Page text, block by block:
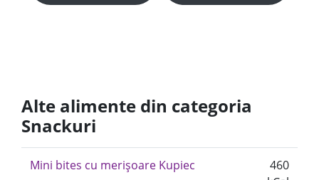
Alte alimente din categoria
Snackuri
Mini bites cu merișoare Kupiec
460